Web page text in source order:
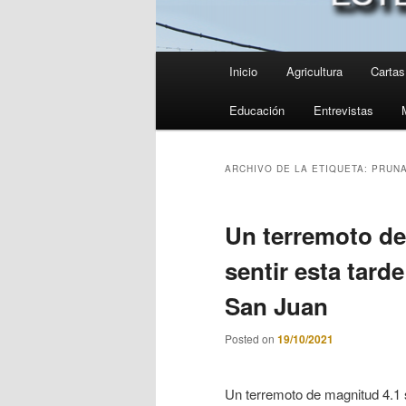
Inicio Agricultura
Educación Entrevistas
ARCHIVO DE LA ETIQUETA:
Un terremoto
sentir esta
San Juan
Posted on 19/10/2021
Un terremoto de magnitud 4.1